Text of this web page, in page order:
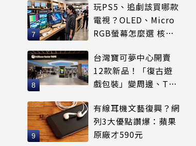
玩PS5、追劇該買哪款
電視？OLED、Micro
RGB螢幕怎麼選 核心
台灣寶可夢中心開賣
12款新品！「復古遊
戲包裝」變周邊、T恤
有線耳機文藝復興？網
列3大優點讚爆：蘋果
原廠才590元